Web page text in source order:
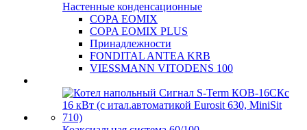
Настенные конденсационные
COPA EOMIX
COPA EOMIX PLUS
Принадлежности
FONDITAL ANTEA KRB
VIESSMANN VITODENS 100